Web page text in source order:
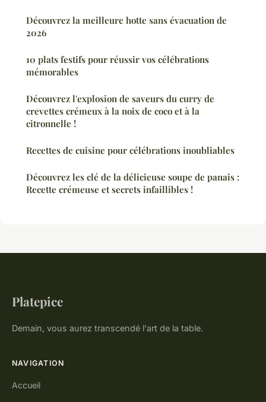
Découvrez la meilleure hotte sans évacuation de
2026
10 plats festifs pour réussir vos célébrations
mémorables
Découvrez l'explosion de saveurs du curry de
crevettes crémeux à la noix de coco et à la
citronnelle !
Recettes de cuisine pour célébrations inoubliables
Découvrez les clé de la délicieuse soupe de panais :
Recette crémeuse et secrets infaillibles !
Platepice
Demain, vous aurez transcendé l'art de la table.
NAVIGATION
Accueil